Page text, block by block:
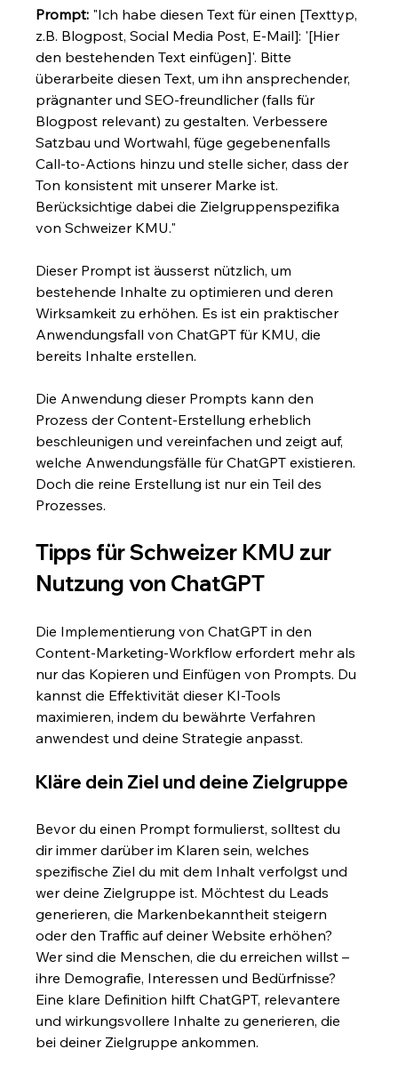
Prompt: "Ich habe diesen Text für einen [Texttyp,
z.B. Blogpost, Social Media Post, E-Mail]: '[Hier
den bestehenden Text einfügen]'. Bitte
überarbeite diesen Text, um ihn ansprechender,
prägnanter und SEO-freundlicher (falls für
Blogpost relevant) zu gestalten. Verbessere
Satzbau und Wortwahl, füge gegebenenfalls
Call-to-Actions hinzu und stelle sicher, dass der
Ton konsistent mit unserer Marke ist.
Berücksichtige dabei die Zielgruppenspezifika
von Schweizer KMU."
Dieser Prompt ist äusserst nützlich, um
bestehende Inhalte zu optimieren und deren
Wirksamkeit zu erhöhen. Es ist ein praktischer
Anwendungsfall von ChatGPT für KMU, die
bereits Inhalte erstellen.
Die Anwendung dieser Prompts kann den
Prozess der Content-Erstellung erheblich
beschleunigen und vereinfachen und zeigt auf,
welche Anwendungsfälle für ChatGPT existieren.
Doch die reine Erstellung ist nur ein Teil des
Prozesses.
Tipps für Schweizer KMU zur
Nutzung von ChatGPT
Die Implementierung von ChatGPT in den
Content-Marketing-Workflow erfordert mehr als
nur das Kopieren und Einfügen von Prompts. Du
kannst die Effektivität dieser KI-Tools
maximieren, indem du bewährte Verfahren
anwendest und deine Strategie anpasst.
Kläre dein Ziel und deine Zielgruppe
Bevor du einen Prompt formulierst, solltest du
dir immer darüber im Klaren sein, welches
spezifische Ziel du mit dem Inhalt verfolgst und
wer deine Zielgruppe ist. Möchtest du Leads
generieren, die Markenbekanntheit steigern
oder den Traffic auf deiner Website erhöhen?
Wer sind die Menschen, die du erreichen willst –
ihre Demografie, Interessen und Bedürfnisse?
Eine klare Definition hilft ChatGPT, relevantere
und wirkungsvollere Inhalte zu generieren, die
bei deiner Zielgruppe ankommen.